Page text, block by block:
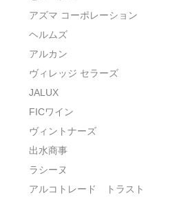
アズマ コーポレーション
ヘルムズ
アルカン
ヴィレッジ セラーズ
JALUX
FICワイン
ヴィントナーズ
出水商事
ラシーヌ
アルコトレード トラスト